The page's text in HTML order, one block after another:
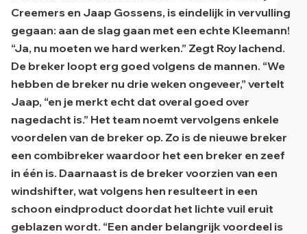
Creemers en Jaap Gossens, is eindelijk in vervulling
gegaan: aan de slag gaan met een echte Kleemann!
“Ja, nu moeten we hard werken.” Zegt Roy lachend.
De breker loopt erg goed volgens de mannen. “We
hebben de breker nu drie weken ongeveer,” vertelt
Jaap, “en je merkt echt dat overal goed over
nagedacht is.” Het team noemt vervolgens enkele
voordelen van de breker op. Zo is de nieuwe breker
een combibreker waardoor het een breker en zeef
in één is. Daarnaast is de breker voorzien van een
windshifter, wat volgens hen resulteert in een
schoon eindproduct doordat het lichte vuil eruit
geblazen wordt. “Een ander belangrijk voordeel is